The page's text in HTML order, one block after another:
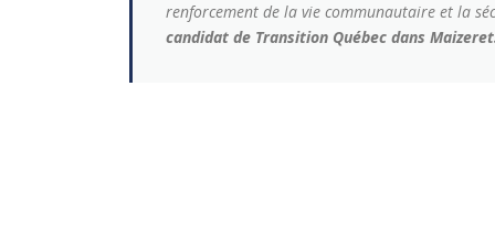
renforcement de la vie communautaire et la
candidat de Transition Québec dans